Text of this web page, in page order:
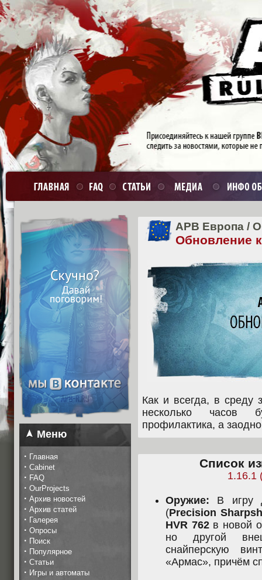
Меню
· Главная
· Cabinet
· FAQ
· OurProjects
· Архив новостей
· Архив статей
· Галерея
· Опросы
· Поиск
· Популярное
· Статьи
· Игры и автоматы
APB Европа /
Обновление
Как и всегда, в среду
несколько часов
профилактика, а
Список
1.16.1
Оружие: В игру
(Precision
HVR 762в новой
но другой
снайперскую
«Армас», причём